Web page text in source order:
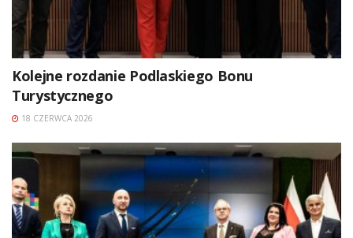
Kolejne rozdanie Podlaskiego Bonu
Turystycznego
18 CZERWCA 2026